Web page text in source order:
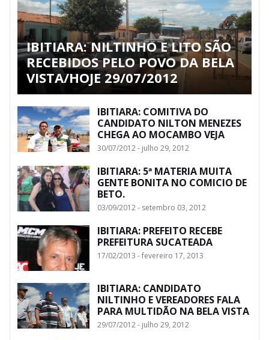
IBITIARA: NILTINHO E LITO SÃO
RECEBIDOS PELO POVO DA BELA
VISTA/HOJE 29/07/2012
IBITIARA: COMITIVA DO
CANDIDATO NILTON MENEZES
CHEGA AO MOCAMBO VEJA
30/07/2012 - julho 29, 2012
IBITIARA: 5ª MATERIA MUITA
GENTE BONITA NO COMICIO DE
BETO.
03/09/2012 - setembro 03, 2012
IBITIARA: PREFEITO RECEBE
PREFEITURA SUCATEADA
17/02/2013 - fevereiro 17, 2013
IBITIARA: CANDIDATO
NILTINHO E VEREADORES FALA
PARA MULTIDÃO NA BELA VISTA
29/07/2012 - julho 29, 2012